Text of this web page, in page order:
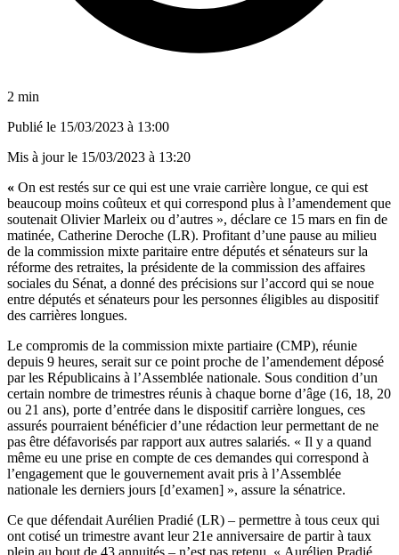
2 min
Publié le 15/03/2023 à 13:00
Mis à jour le 15/03/2023 à 13:20
« On est restés sur ce qui est une vraie carrière longue, ce qui est
beaucoup moins coûteux et qui correspond plus à l’amendement que
soutenait Olivier Marleix ou d’autres », déclare ce 15 mars en fin de
matinée, Catherine Deroche (LR). Profitant d’une pause au milieu
de la commission mixte paritaire entre députés et sénateurs sur la
réforme des retraites, la présidente de la commission des affaires
sociales du Sénat, a donné des précisions sur l’accord qui se noue
entre députés et sénateurs pour les personnes éligibles au dispositif
des carrières longues.
Le compromis de la commission mixte partiaire (CMP), réunie
depuis 9 heures, serait sur ce point proche de l’amendement déposé
par les Républicains à l’Assemblée nationale. Sous condition d’un
certain nombre de trimestres réunis à chaque borne d’âge (16, 18, 20
ou 21 ans), porte d’entrée dans le dispositif carrière longues, ces
assurés pourraient bénéficier d’une rédaction leur permettant de ne
pas être défavorisés par rapport aux autres salariés. « Il y a quand
même eu une prise en compte de ces demandes qui correspond à
l’engagement que le gouvernement avait pris à l’Assemblée
nationale les derniers jours [d’examen] », assure la sénatrice.
Ce que défendait Aurélien Pradié (LR) – permettre à tous ceux qui
ont cotisé un trimestre avant leur 21e anniversaire de partir à taux
plein au bout de 43 annuités – n’est pas retenu. « Aurélien Pradié